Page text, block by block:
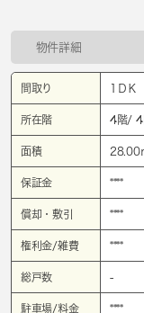
物件詳細
間取り 1Ｄ
所在階 4階/ 4
面積 28.00
保証金 ****
償却・敷引 ****
権利金/雑費 ****
総戸数 -
駐車場/料金 ****